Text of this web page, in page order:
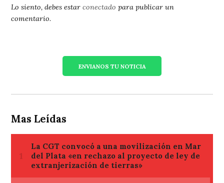
Lo siento, debes estarconectado para publicar un
comentario.
ENVIANOS TU NOTICIA
Mas Leídas